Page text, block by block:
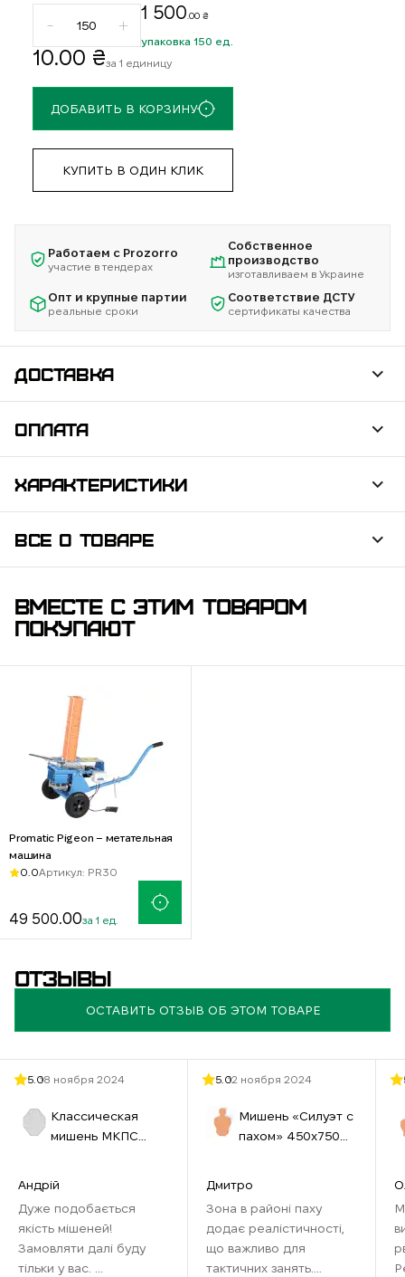
Работаем с Prozorro
участие в тендерах
Собственное
производство
изготавливаем в Украине
Опт и крупные партии
реальные сроки
Соответствие ДСТУ
сертификаты качества
ДОСТАВКА
ОПЛАТА
ХАРАКТЕРИСТИКИ
ВСЕ О ТОВАРЕ
1 500.00 ₴
упаковка 150 ед.
10.00 ₴за 1 единицу
ДОБАВИТЬ В КОРЗИНУ
КУПИТЬ В ОДИН КЛИК
ВМЕСТЕ С ЭТИМ ТОВАРОМ
ПОКУПАЮТ
Promatic Pigeon – метательная
машина
0.0Артикул: PR30
49 500.00за 1 ед.
ОТЗЫВЫ
ОСТАВИТЬ ОТЗЫВ ОБ ЭТОМ ТОВАРЕ
5.018 ноября 2024
Классическая
мишень МКПС
Андрій
Дуже подобається
якість мішеней!
Замовляти далі буду
тільки у вас. ...
5.012 ноября 2024
Мишень «Силуэт с
пахом» 450х750
Дмитро
Зона в районі паху
додає реалістичності,
що важливо для
тактичних занять.